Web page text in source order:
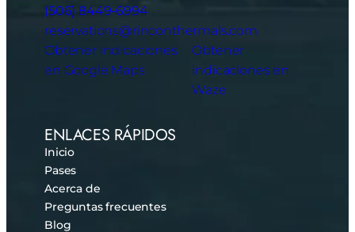
(506) 8449-6994
reservations@rinconthermals.com
Obtener indicaciones
en Google Maps
Obtener
indicaciones en
Waze
ENLACES RÁPIDOS
Inicio
Pases
Acerca de
Preguntas frecuentes
Blog